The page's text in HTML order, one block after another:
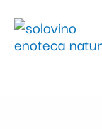
contenuto